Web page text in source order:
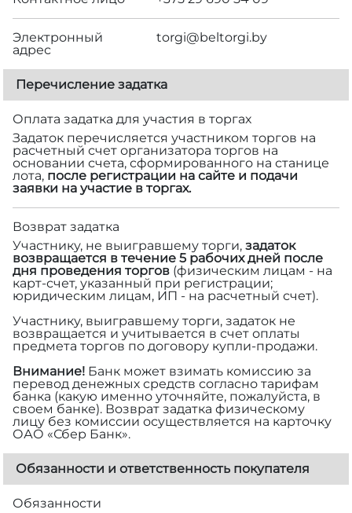
Электронный
адрес
torgi@beltorgi.by
Перечисление задатка
Оплата задатка для участия в торгах
Задаток перечисляется участником торгов на
расчетный счет организатора торгов на
основании счета, сформированного на станице
лота, после регистрации на сайте и подачи
заявки на участие в торгах.
Возврат задатка
Участнику, не выигравшему торги, задаток
возвращается в течение 5 рабочих дней после
дня проведения торгов (физическим лицам - на
карт-счет, указанный при регистрации;
юридическим лицам, ИП - на расчетный счет).
Участнику, выигравшему торги, задаток не
возвращается и учитывается в счет оплаты
предмета торгов по договору купли-продажи.
Внимание! Банк может взимать комиссию за
перевод денежных средств согласно тарифам
банка (какую именно уточняйте, пожалуйста, в
своем банке). Возврат задатка физическому
лицу без комиссии осуществляется на карточку
ОАО «Сбер Банк».
Обязанности и ответственность покупателя
Обязанности